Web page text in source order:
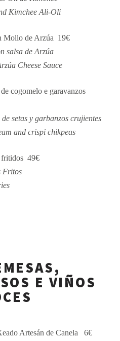
Kimchee Ali-Oli
Mollo de Arzúa 19€
salsa de Arzúa
Cheese Sauce
cogomelo e garavanzos
setas y garbanzos crujientes
and crispi chikpeas
fritidos 49€
Fritos
E VIÑOS
Artesán de Canela 6€